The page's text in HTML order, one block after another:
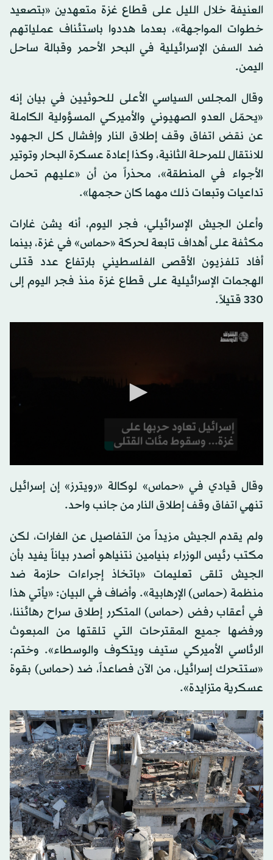
العنيفة خلال الليل على قطاع غزة متعهدين «بتصعيد
خطوات المواجهة»، بعدما هددوا باستئناف عملياتهم
ضد السفن الإسرائيلية في البحر الأحمر وقبالة ساحل
اليمن.
وقال المجلس السياسي الأعلى للحوثيين في بيان إنه
«يحمّل العدو الصهيوني والأميركي المسؤولية الكاملة
عن نقض اتفاق وقف إطلاق النار وإفشال كل الجهود
للانتقال للمرحلة الثانية، وكذا إعادة عسكرة البحار وتوتير
الأجواء في المنطقة»، محذراً من أن «عليهم تحمل
تداعيات وتبعات ذلك مهما كان حجمها».
وأعلن الجيش الإسرائيلي، فجر اليوم، أنه يشن غارات
مكثفة على أهداف تابعة لحركة «حماس» في غزة، بينما
أفاد تلفزيون الأقصى الفلسطيني بارتفاع عدد قتلى
الهجمات الإسرائيلية على قطاع غزة منذ فجر اليوم إلى
330 قتيلاً.
seconds
of
وقال قيادي في «حماس» لوكالة «رويترز» إن إسرائيل
تنهي اتفاق وقف إطلاق النار من جانب واحد.
ولم يقدم الجيش مزيداً من التفاصيل عن الغارات، لكن
مكتب رئيس الوزراء بنيامين نتنياهو أصدر بياناً يفيد بأن
الجيش تلقى تعليمات «باتخاذ إجراءات حازمة ضد
منظمة (حماس) الإرهابية». وأضاف في البيان: «يأتي هذا
في أعقاب رفض (حماس) المتكرر إطلاق سراح رهائننا،
ورفضها جميع المقترحات التي تلقتها من المبعوث
الرئاسي الأميركي ستيف ويتكوف والوسطاء». وختم:
«ستتحرك إسرائيل، من الآن فصاعداً، ضد (حماس) بقوة
عسكرية متزايدة».